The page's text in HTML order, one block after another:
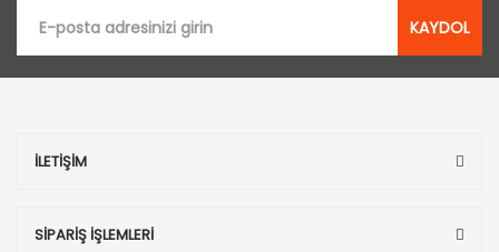
KAYDOL
İLETİŞİM
SİPARİŞ İŞLEMLERİ